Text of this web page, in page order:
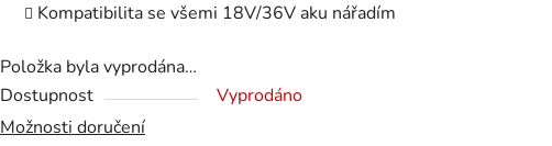
hvězdiček.
Kompatibilita se všemi 18V/36V aku nářadím
Položka byla vyprodána…
Dostupnost
Vyprodáno
Možnosti doručení